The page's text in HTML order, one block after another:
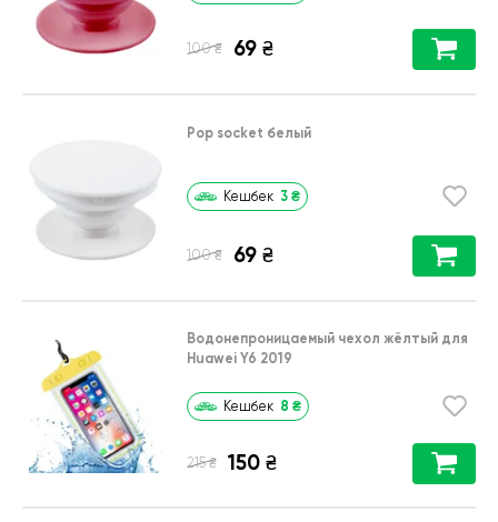
100 ₴ 69 ₴
Pop socket белый
Кешбек 3 ₴
100 ₴ 69 ₴
Водонепроницаемый чехол жёлтый для
Huawei Y6 2019
Кешбек 8 ₴
215 ₴ 150 ₴